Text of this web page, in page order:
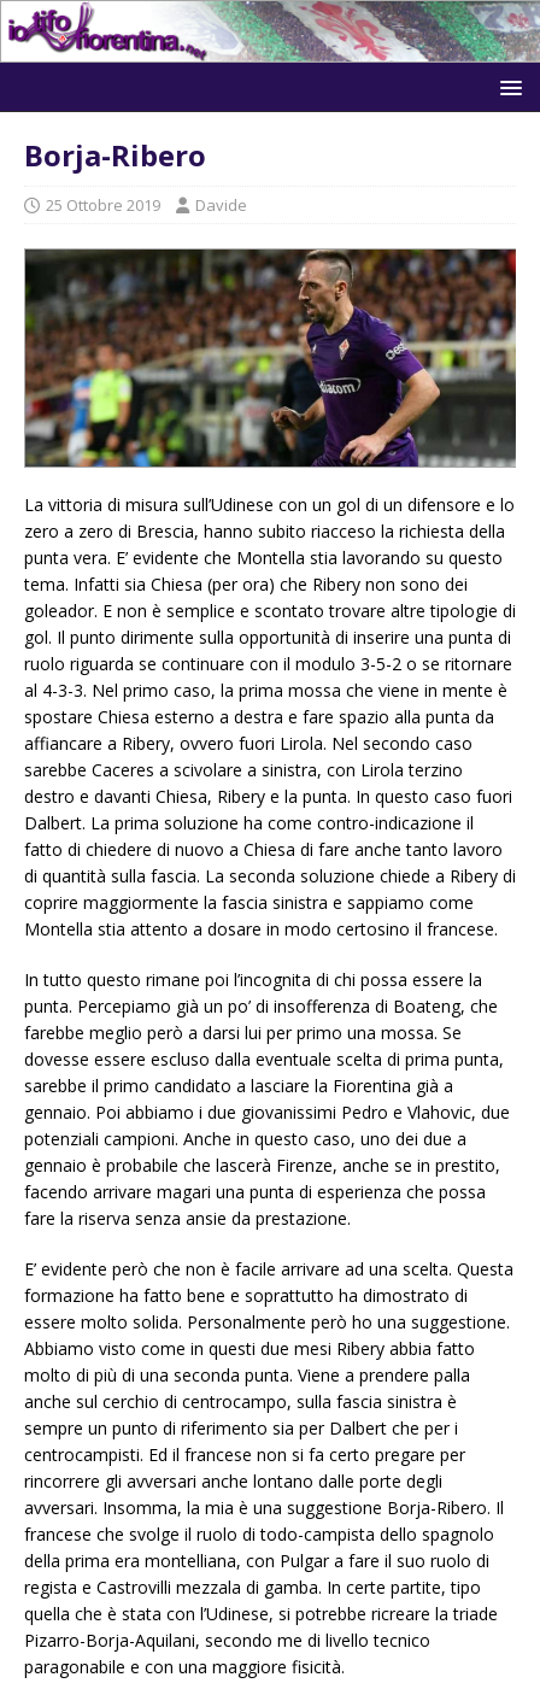
Borja-Ribero
25 Ottobre 2019 Davide
La vittoria di misura sull’Udinese con un gol di un difensore e lo
zero a zero di Brescia, hanno subito riacceso la richiesta della
punta vera. E’ evidente che Montella stia lavorando su questo
tema. Infatti sia Chiesa (per ora) che Ribery non sono dei
goleador. E non è semplice e scontato trovare altre tipologie di
gol. Il punto dirimente sulla opportunità di inserire una punta di
ruolo riguarda se continuare con il modulo 3-5-2 o se ritornare
al 4-3-3. Nel primo caso, la prima mossa che viene in mente è
spostare Chiesa esterno a destra e fare spazio alla punta da
affiancare a Ribery, ovvero fuori Lirola. Nel secondo caso
sarebbe Caceres a scivolare a sinistra, con Lirola terzino
destro e davanti Chiesa, Ribery e la punta. In questo caso fuori
Dalbert. La prima soluzione ha come contro-indicazione il
fatto di chiedere di nuovo a Chiesa di fare anche tanto lavoro
di quantità sulla fascia. La seconda soluzione chiede a Ribery di
coprire maggiormente la fascia sinistra e sappiamo come
Montella stia attento a dosare in modo certosino il francese.
In tutto questo rimane poi l’incognita di chi possa essere la
punta. Percepiamo già un po’ di insofferenza di Boateng, che
farebbe meglio però a darsi lui per primo una mossa. Se
dovesse essere escluso dalla eventuale scelta di prima punta,
sarebbe il primo candidato a lasciare la Fiorentina già a
gennaio. Poi abbiamo i due giovanissimi Pedro e Vlahovic, due
potenziali campioni. Anche in questo caso, uno dei due a
gennaio è probabile che lascerà Firenze, anche se in prestito,
facendo arrivare magari una punta di esperienza che possa
fare la riserva senza ansie da prestazione.
E’ evidente però che non è facile arrivare ad una scelta. Questa
formazione ha fatto bene e soprattutto ha dimostrato di
essere molto solida. Personalmente però ho una suggestione.
Abbiamo visto come in questi due mesi Ribery abbia fatto
molto di più di una seconda punta. Viene a prendere palla
anche sul cerchio di centrocampo, sulla fascia sinistra è
sempre un punto di riferimento sia per Dalbert che per i
centrocampisti. Ed il francese non si fa certo pregare per
rincorrere gli avversari anche lontano dalle porte degli
avversari. Insomma, la mia è una suggestione Borja-Ribero. Il
francese che svolge il ruolo di todo-campista dello spagnolo
della prima era montelliana, con Pulgar a fare il suo ruolo di
regista e Castrovilli mezzala di gamba. In certe partite, tipo
quella che è stata con l’Udinese, si potrebbe ricreare la triade
Pizarro-Borja-Aquilani, secondo me di livello tecnico
paragonabile e con una maggiore fisicità.